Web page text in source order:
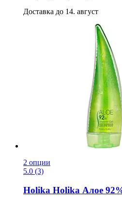
Доставка до 14. август
2 опции
5.0 (3)
Holika Holika Алое